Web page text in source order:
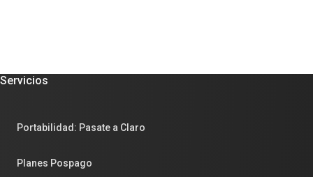
Servicios
Portabilidad: Pasate a Claro
Planes Pospago